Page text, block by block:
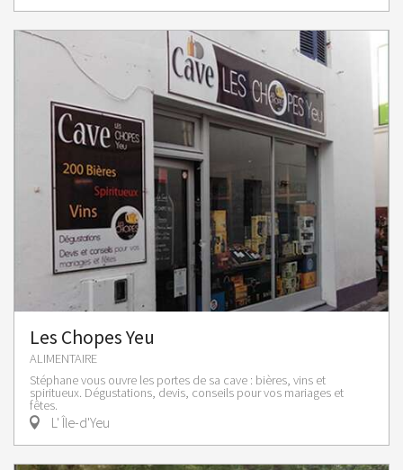
Les Chopes Yeu
ALIMENTAIRE
Stéphane vous ouvre les portes de sa cave : bières, vins et
spiritueux. Dégustations, devis, conseils pour vos mariages et
fêtes.
L' Île-d'Yeu